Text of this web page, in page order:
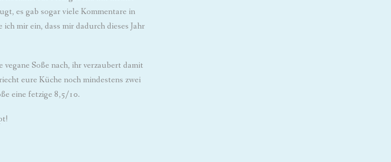
es gab sogar viele Kommentare in
mir ein, dass mir dadurch dieses Jahr
Soße nach, ihr verzaubert damit
eure Küche noch mindestens zwei
eine fetzige 8,5/10.